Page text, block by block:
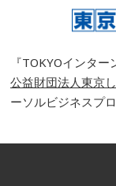
『TOKYOインタ
公益財団法人東京
ーソルビジネスプ